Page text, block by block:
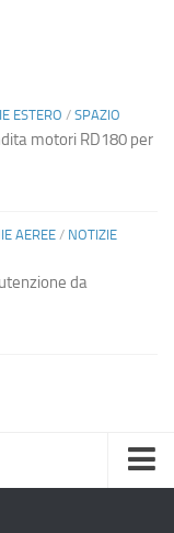
ESTERO / SPAZIO
motori RD180 per
AEREE/ NOTIZIE
da